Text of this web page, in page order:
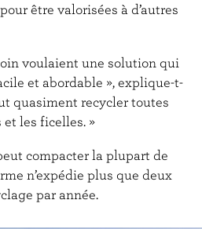
être valorisées à d’autres
voulaient une solution qui
et abordable », explique-t-
quasiment recycler toutes
les ficelles. »
compacter la plupart de
n’expédie plus que deux
par année.